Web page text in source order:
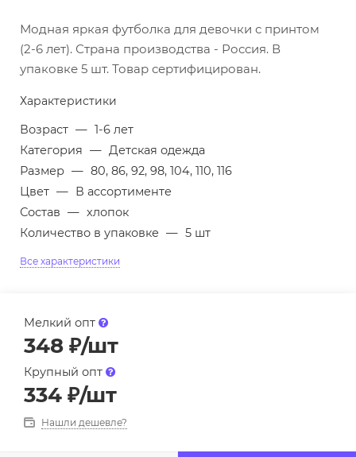
Модная яркая футболка для девочки с принтом
(2-6 лет). Страна производства - Россия. В
упаковке 5 шт. Товар сертифицирован.
Характеристики
Возраст — 1-6 лет
Категория — Детская одежда
Размер — 80, 86, 92, 98, 104, 110, 116
Цвет — В ассортименте
Состав — хлопок
Количество в упаковке — 5 шт
Все характеристики
Мелкий опт
348 ₽/шт
Крупный опт
334 ₽/шт
Нашли дешевле?